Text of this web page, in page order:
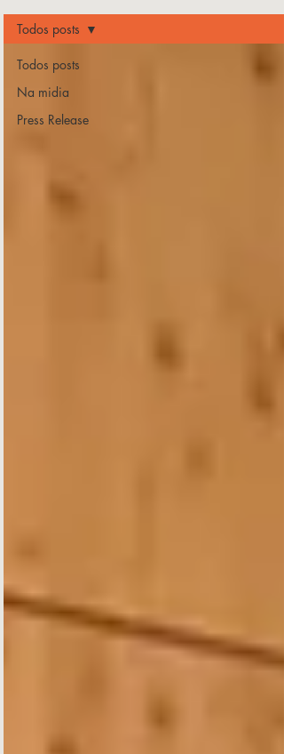
Todos posts
Na midia
Press Release
Todos posts